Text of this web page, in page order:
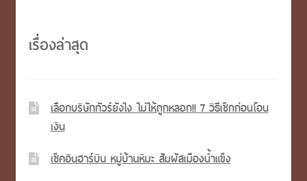
เรื่องล่าสุด
เลือกบริษัททัวร์ยังไง ไม่ให้ถูกหลอก!! 7 วิธีเช็กก่อนโอน
เงิน
เช็คอินฮาร์บิน หมู่บ้านหิมะ สัมผัสเมืองน้ำแข็ง